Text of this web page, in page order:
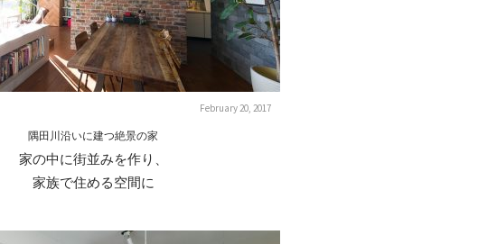
February 20, 2017
隅田川沿いに建つ絶景の家
家の中に街並みを作り、
家族で住める空間に